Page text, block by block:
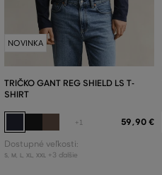
NOVINKA
TRIČKO GANT REG SHIELD LS T-
SHIRT
+1 59,90 €
Dostupné veľkosti:
S, M L XL XXL +3 ďalšie